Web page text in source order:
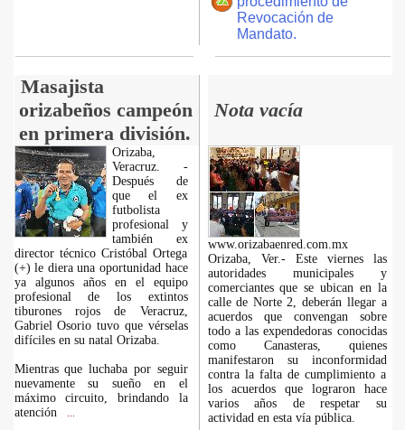
Revocación de
Mandato.
Masajista
orizabeños campeón
en primera división.
Nota vacía
Orizaba,
Veracruz. -
Después de
que el ex
futbolista
profesional y
también ex
director técnico Cristóbal Ortega
(+) le diera una oportunidad hace
ya algunos años en el equipo
profesional de los extintos
tiburones rojos de Veracruz,
Gabriel Osorio tuvo que vérselas
difíciles en su natal Orizaba.
Mientras que luchaba por seguir
nuevamente su sueño en el
máximo circuito, brindando la
atención
www.orizabaenred.com.mx
Orizaba, Ver.- Este viernes las
autoridades municipales y
comerciantes que se ubican en la
calle de Norte 2, deberán llegar a
acuerdos que convengan sobre
todo a las expendedoras conocidas
como Canasteras, quienes
manifestaron su inconformidad
contra la falta de cumplimiento a
los acuerdos que lograron hace
varios años de respetar su
actividad en esta vía pública.